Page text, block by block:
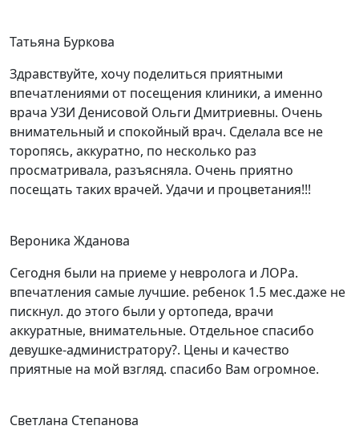
Татьяна Буркова
Здравствуйте, хочу поделиться приятными
впечатлениями от посещения клиники, а именно
врача УЗИ Денисовой Ольги Дмитриевны. Очень
внимательный и спокойный врач. Сделала все не
торопясь, аккуратно, по несколько раз
просматривала, разъясняла. Очень приятно
посещать таких врачей. Удачи и процветания!!!
Вероника Жданова
Сегодня были на приеме у невролога и ЛОРа.
впечатления самые лучшие. ребенок 1.5 мес.даже не
пискнул. до этого были у ортопеда, врачи
аккуратные, внимательные. Отдельное спасибо
девушке-администратору?. Цены и качество
приятные на мой взгляд. спасибо Вам огромное.
Светлана Степанова